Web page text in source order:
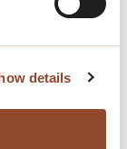
details
uw